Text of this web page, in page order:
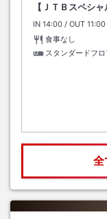
【ＪＴＢスペシ
IN チェックイン
14:00 / OUT チェ
11:00
食事なし
スタンダードフ
全